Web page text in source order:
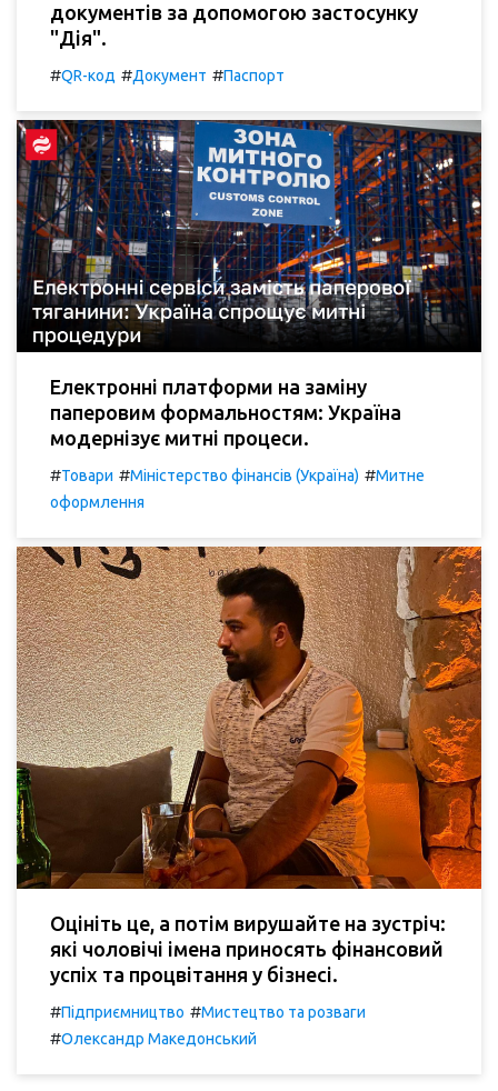
документів за допомогою застосунку
"Дія".
#QR-код #Документ #Паспорт
Електронні платформи на заміну
паперовим формальностям: Україна
модернізує митні процеси.
#Товари #Міністерство фінансів (Україна) #Митне
оформлення
Оцініть це, а потім вирушайте на зустріч:
які чоловічі імена приносять фінансовий
успіх та процвітання у бізнесі.
#Підприємництво #Мистецтво та розваги
#Олександр Македонський